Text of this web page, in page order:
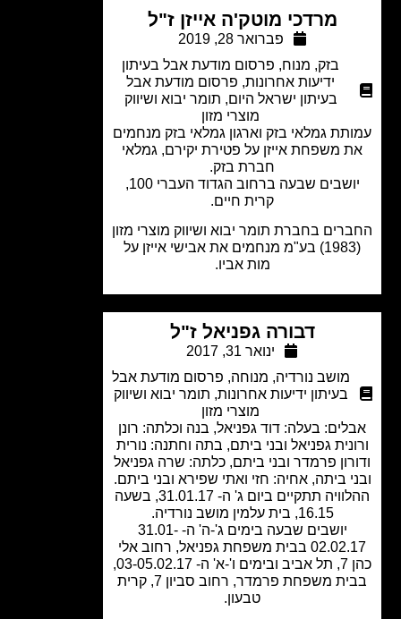
מרדכי מוטק'ה אייזן ז"ל
פברואר 28, 2019
מנוח,פרסום מודעת אבל בעיתון
ידיעות אחרונות,פרסום מודעת אבל
בעיתון ישראל היום,תומר יבוא ושיווק
מוצרי מזון
גמלאי בזק וארגון גמלאי בזק מנחמים
משפחת אייזן על פטירת יקירם, גמלאי
חברת בזק.
יושבים שבעה ברחוב הגדוד העברי 100,
קרית חיים.
בחברת תומר יבוא ושיווק מוצרי מזון
(1983) בע"מ מנחמים את אבישי אייזן על
מות אביו.
דבורה גפניאל ז"ל
ינואר 31, 2017
מושב נורדיה, מנוחה, פרסום מודעת אבל
בעיתון ידיעות אחרונות,תומר יבוא ושיווק
מוצרי מזון
בעלה: דוד גפניאל, בנה וכלתה: רונן
גפניאל ובני ביתם, בתה וחתנה: נורית
פרמדר ובני ביתם, כלתה: שרה גפניאל
ביתה, אחיה: חזי ואתי שפירא ובני ביתם.
ההלוויה תתקיים ביום ג' ה- 31.01.17, בשעה
יושבים שבעה בימים ג'-ה' ה- 31.01-
02.02.17 בבית משפחת גפניאל, רחוב אלי
כהן 7, תל אביב ובימים ו'-א' ה- 03-05.02.17,
בבית משפחת פרמדר, רחוב סביון 7, קרית